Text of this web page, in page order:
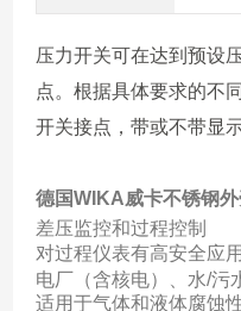
压力开关可在达到预设
点。根据具体要求的不
开关接点，带或不带显
德国WIKA威卡不锈钢
差压监控和过程控制
对过程仪表有高安全应
电厂（含核电）、水/污
适用于气体和液体腐蚀